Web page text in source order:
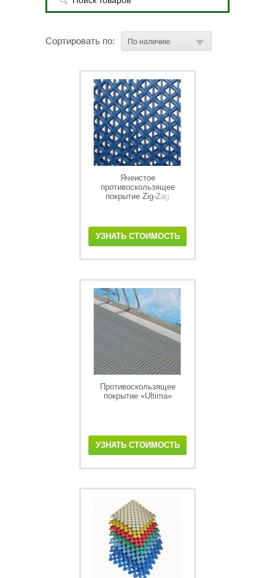
Сортировать по:
Ячеистое
противоскользящее
покрытие Zig-Zag
УЗНАТЬ СТОИМОСТЬ
Противоскользящее
покрытие «Ultima»
УЗНАТЬ СТОИМОСТЬ